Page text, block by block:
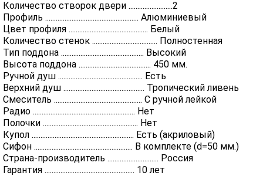
Количество створок двери .........................2
Профиль ..................................................... Алюминиевый
Цвет профиля ............................................. Белый
Количество стенок ..................................... Полностенная
Тип поддона ............................................... Высокий
Высота поддона ......................................... 450 мм.
Ручной душ ................................................ Есть
Верхний душ .............................................. Тропический ливень
Смеситель .................................................. С ручной лейкой
Радио .......................................................... Нет
Полочки ...................................................... Нет
Купол .......................................................... Есть (акриловый)
Сифон ........................................................ В комплекте (d=50 мм.)
Страна-производитель ............................. Россия
Гарантия ................................................... 10 лет